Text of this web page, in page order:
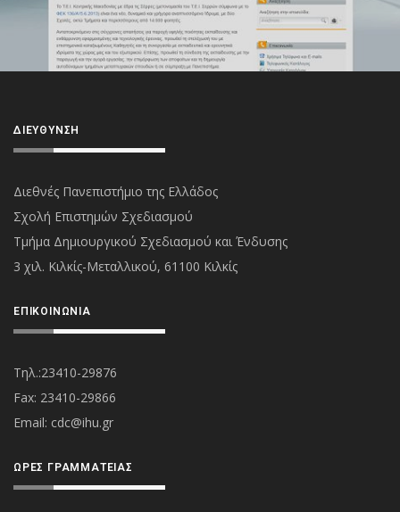
ΔΙΕΎΘΥΝΣΗ
Διεθνές Πανεπιστήμιο της Ελλάδος
Σχολή Επιστημών Σχεδιασμού
Τμήμα Δημιουργικού Σχεδιασμού και Ένδυσης
3 χιλ. Κιλκίς-Μεταλλικού, 61100 Κιλκίς
ΕΠΙΚΟΙΝΩΝΊΑ
Τηλ.:23410-29876
Fax: 23410-29866
Εmail: cdc@ihu.gr
ΏΡΕΣ ΓΡΑΜΜΑΤΕΊΑΣ